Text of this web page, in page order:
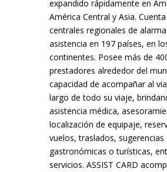
expandido rápidamente en
América Central y Asia.
centrales regionales de
asistencia en 197 países, en
continentes. Posee más de
prestadores alrededor del
capacidad de acompañar al
largo de todo su viaje,
asistencia médica,
localización de equipaje,
vuelos, traslados, sugerencias
gastronómicas o turísticas,
servicios. ASSIST CARD